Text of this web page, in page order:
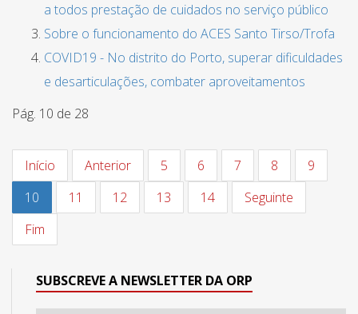
a todos prestação de cuidados no serviço público
Sobre o funcionamento do ACES Santo Tirso/Trofa
COVID19 - No distrito do Porto, superar dificuldades
e desarticulações, combater aproveitamentos
Pág. 10 de 28
Início Anterior 5 6 7 8
9
10
11 12 13 14
Seguinte
Fim
SUBSCREVE A NEWSLETTER DA ORP